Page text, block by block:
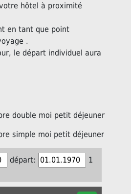
hôtel à proximité
en tant que point
.
le départ individuel aura
double moi petit déjeuner
simple moi petit déjeuner
départ:
1